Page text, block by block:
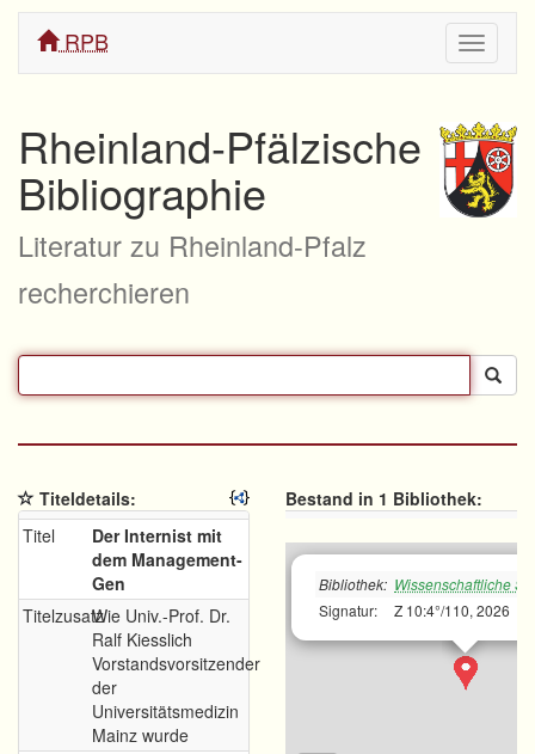
ein/
RPB
Rheinland-Pfälzische
Bibliographie
Literatur zu Rheinland-Pfalz
recherchieren
Titeldetails:
Titel
Der Internist mit
dem Management-
Gen
TitelzusatzWie Univ.-Prof. Dr.
Ralf Kiesslich
Vorstandsvorsitzender
der
Universitätsmedizin
Mainz wurde
Bestand in 1 Bibliothek:
Bibliothek: Wissenschaftliche
Signatur:
Z 10:4°/110, 2026